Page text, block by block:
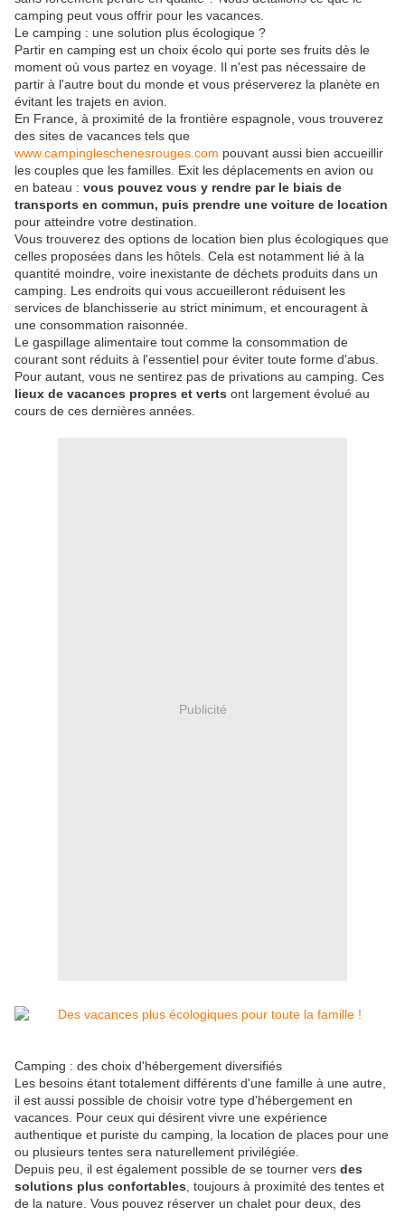
camping peut vous offrir pour les vacances.
Le camping : une solution plus écologique ?
Partir en camping est un choix écolo qui porte ses fruits dès le
moment où vous partez en voyage. Il n'est pas nécessaire de
partir à l'autre bout du monde et vous préserverez la planète en
évitant les trajets en avion.
En France, à proximité de la frontière espagnole, vous trouverez
des sites de vacances tels que
www.campingleschenesrouges.com pouvant aussi bien accueillir
les couples que les familles. Exit les déplacements en avion ou
en bateau : vous pouvez vous y rendre par le biais de
transports en commun, puis prendre une voiture de location
pour atteindre votre destination.
Vous trouverez des options de location bien plus écologiques que
celles proposées dans les hôtels. Cela est notamment lié à la
quantité moindre, voire inexistante de déchets produits dans un
camping. Les endroits qui vous accueilleront réduisent les
services de blanchisserie au strict minimum, et encouragent à
une consommation raisonnée.
Le gaspillage alimentaire tout comme la consommation de
courant sont réduits à l'essentiel pour éviter toute forme d'abus.
Pour autant, vous ne sentirez pas de privations au camping. Ces
lieux de vacances propres et verts ont largement évolué au
cours de ces dernières années.
Publicité
Camping : des choix d'hébergement diversifiés
Les besoins étant totalement différents d'une famille à une autre,
il est aussi possible de choisir votre type d'hébergement en
vacances. Pour ceux qui désirent vivre une expérience
authentique et puriste du camping, la location de places pour une
ou plusieurs tentes sera naturellement privilégiée.
Depuis peu, il est également possible de se tourner vers des
solutions plus confortables , toujours à proximité des tentes et
de la nature. Vous pouvez réserver un chalet pour deux, des